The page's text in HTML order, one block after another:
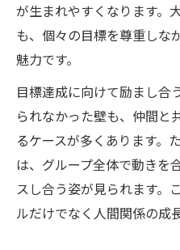
が生まれやすくなります。
も、個々の目標を尊重しな
魅力です。
目標達成に向けて励まし合
られなかった壁も、仲間と
るケースが多くあります。
は、グループ全体で動きを
スし合う姿が見られます。
ルだけでなく人間関係の成